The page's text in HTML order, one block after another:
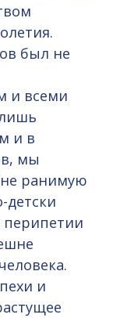
был не
и всеми
и в
мы
ранимую
и